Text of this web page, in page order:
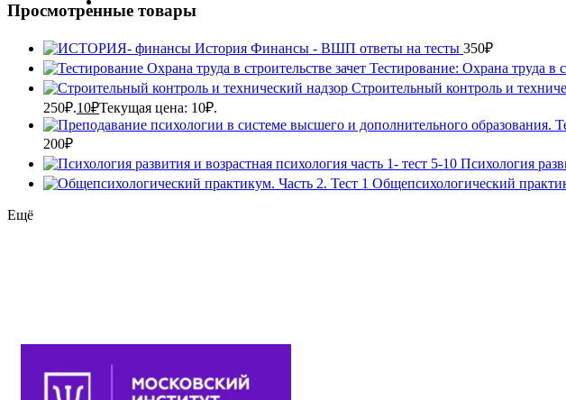
Просмотренные товары
История Финансы - ВШП ответы на тесты 350₽
Тестирование: Охрана труда
Строительный контроль и
250₽.10₽Текущая цена: 10₽.
200₽
Психология
Общепсихологический
Ещё